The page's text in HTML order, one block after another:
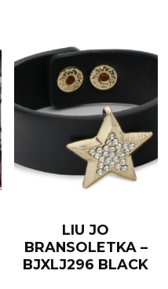
LIU JO
BRANSOLETKA –
BJXLJ296 BLACK